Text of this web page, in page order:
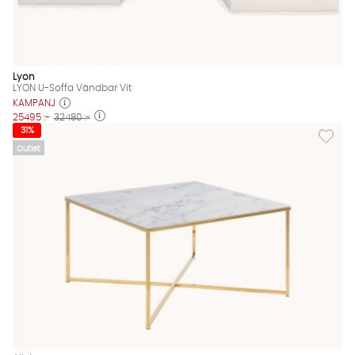
Lyon
LYON U-Soffa Vändbar Vit
KAMPANJ
25495 :- 32480 :-
Outlet
Lägg
31%